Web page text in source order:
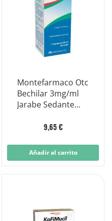
Montefarmaco Otc
Bechilar 3mg/ml
Jarabe Sedante
9,65 €
Añadir al carrito